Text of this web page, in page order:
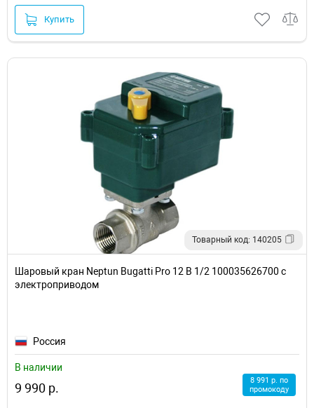
Купить
Товарный код: 140205
Шаровый кран Neptun Bugatti Pro 12 В 1/2 100035626700 с
электроприводом
Россия
В наличии
9 990 р.
8 991 р. по
промокоду